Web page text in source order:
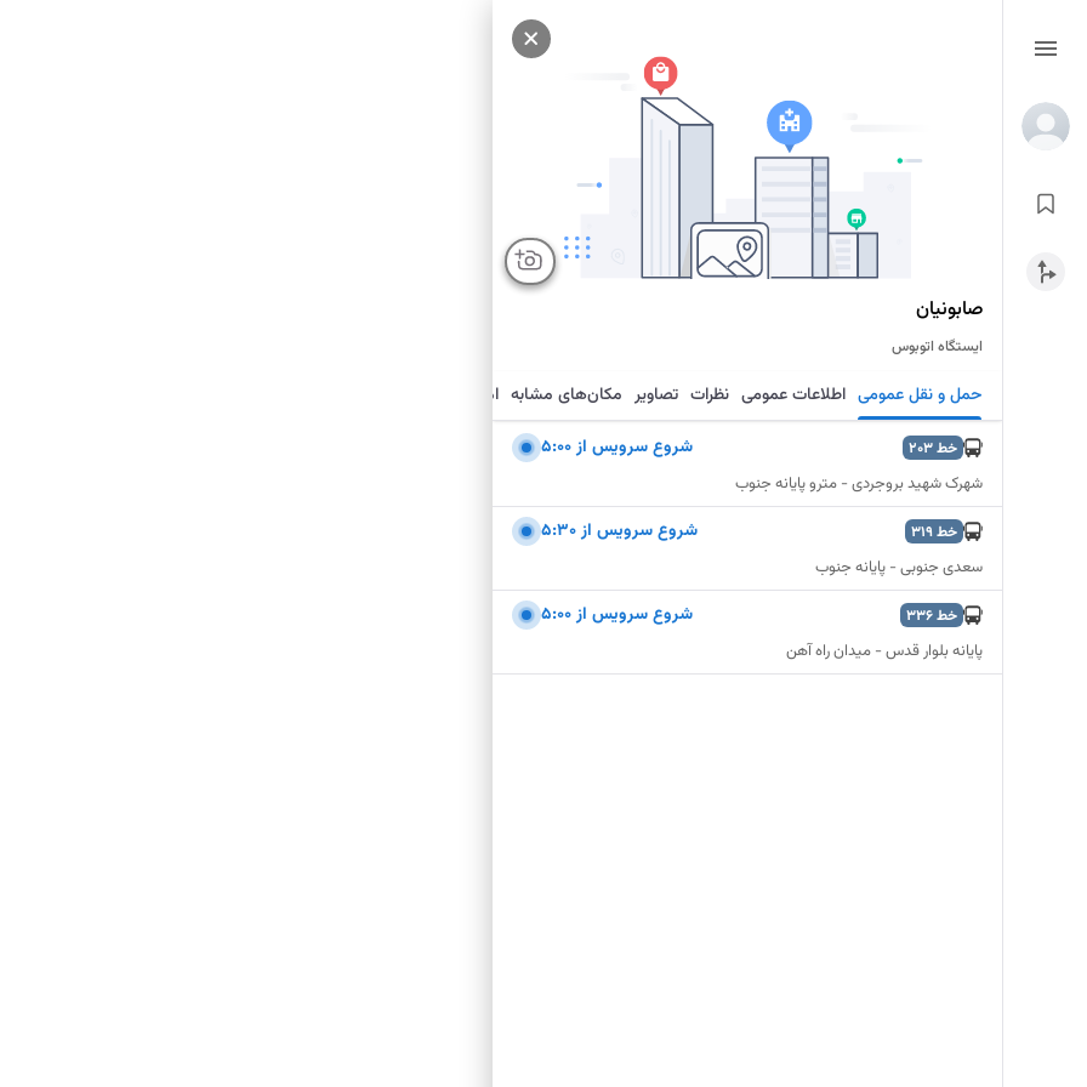
صابونیان
ایستگاه اتوبوس
حمل و نقل عمومی اطلاعات عمومی نظرات تصاویر مکان‌های مشابه امکانات نزدیک
خط203 شروع سرويس از 5:00
شهرک شهید بروجردی - مترو پایانه جنوب
خط319 شروع سرويس از 5:30
سعدی جنوبی - پایانه جنوب
خط336 شروع سرويس از 5:00
پایانه بلوار قدس - میدان راه آهن